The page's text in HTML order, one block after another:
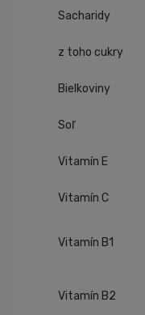
Sacharidy
z toho cukry
Bielkoviny
Soľ
Vitamín E
Vitamín C
Vitamín B1
Vitamín B2